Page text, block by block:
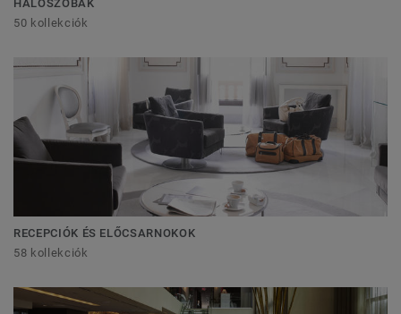
HÁLÓSZOBÁK
50 kollekciók
RECEPCIÓK ÉS ELŐCSARNOKOK
58 kollekciók